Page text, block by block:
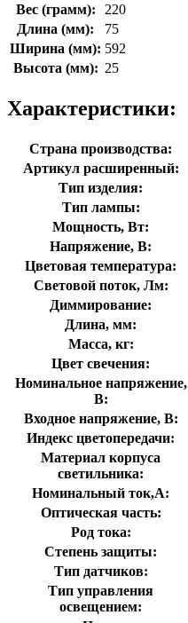
Вес (грамм):
220
Длина (мм):
75
Ширина (мм): 592
Высота (мм): 25
Характеристики:
Страна производства:
Артикул расширенный:
Тип изделия:
Тип лампы:
Мощность, Вт:
Напряжение, В:
Цветовая температура:
Световой поток, Лм:
Диммирование:
Длина, мм:
Масса, кг:
Цвет свечения:
Номинальное напряжение,
В:
Входное напряжение, В:
Индекс цветопередачи:
Материал корпуса
светильника:
Номинальный ток,А:
Оптическая часть:
Род тока:
Степень защиты:
Тип датчиков:
Тип управления
освещением: